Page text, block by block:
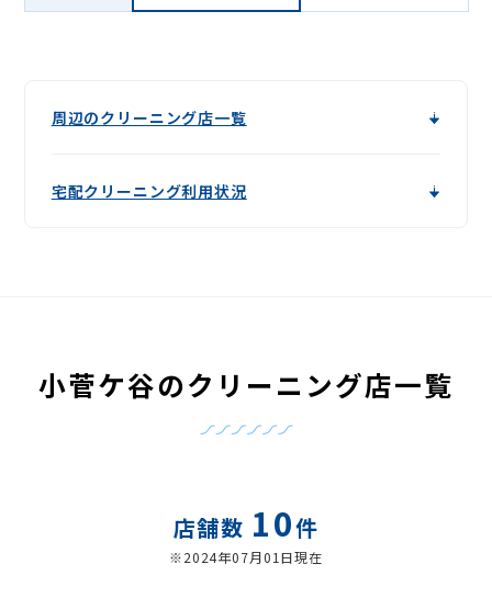
周辺のクリーニング店一覧
宅配クリーニング利用状況
小菅ケ谷のクリーニング店一覧
店舗数 10件
※2024年07月01日現在